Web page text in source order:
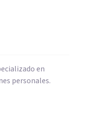
en
personales.